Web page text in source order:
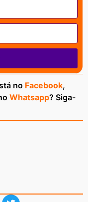
no Facebook,
Whatsapp? Siga-